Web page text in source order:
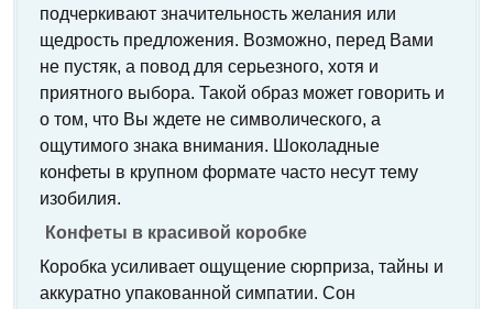
подчеркивают значительность желания или
щедрость предложения. Возможно, перед Вами
не пустяк, а повод для серьезного, хотя и
приятного выбора. Такой образ может говорить и
о том, что Вы ждете не символического, а
ощутимого знака внимания. Шоколадные
конфеты в крупном формате часто несут тему
изобилия.
Конфеты в красивой коробке
Коробка усиливает ощущение сюрприза, тайны и
аккуратно упакованной симпатии. Сон